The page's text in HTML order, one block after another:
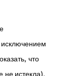
исключением
что
не истекла).